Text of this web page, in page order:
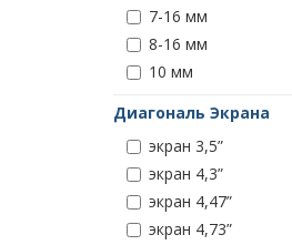
7-16 мм
8-16 мм
10 мм
Диагональ Экрана
экран 3,5”
экран 4,3”
экран 4,47”
экран 4,73”